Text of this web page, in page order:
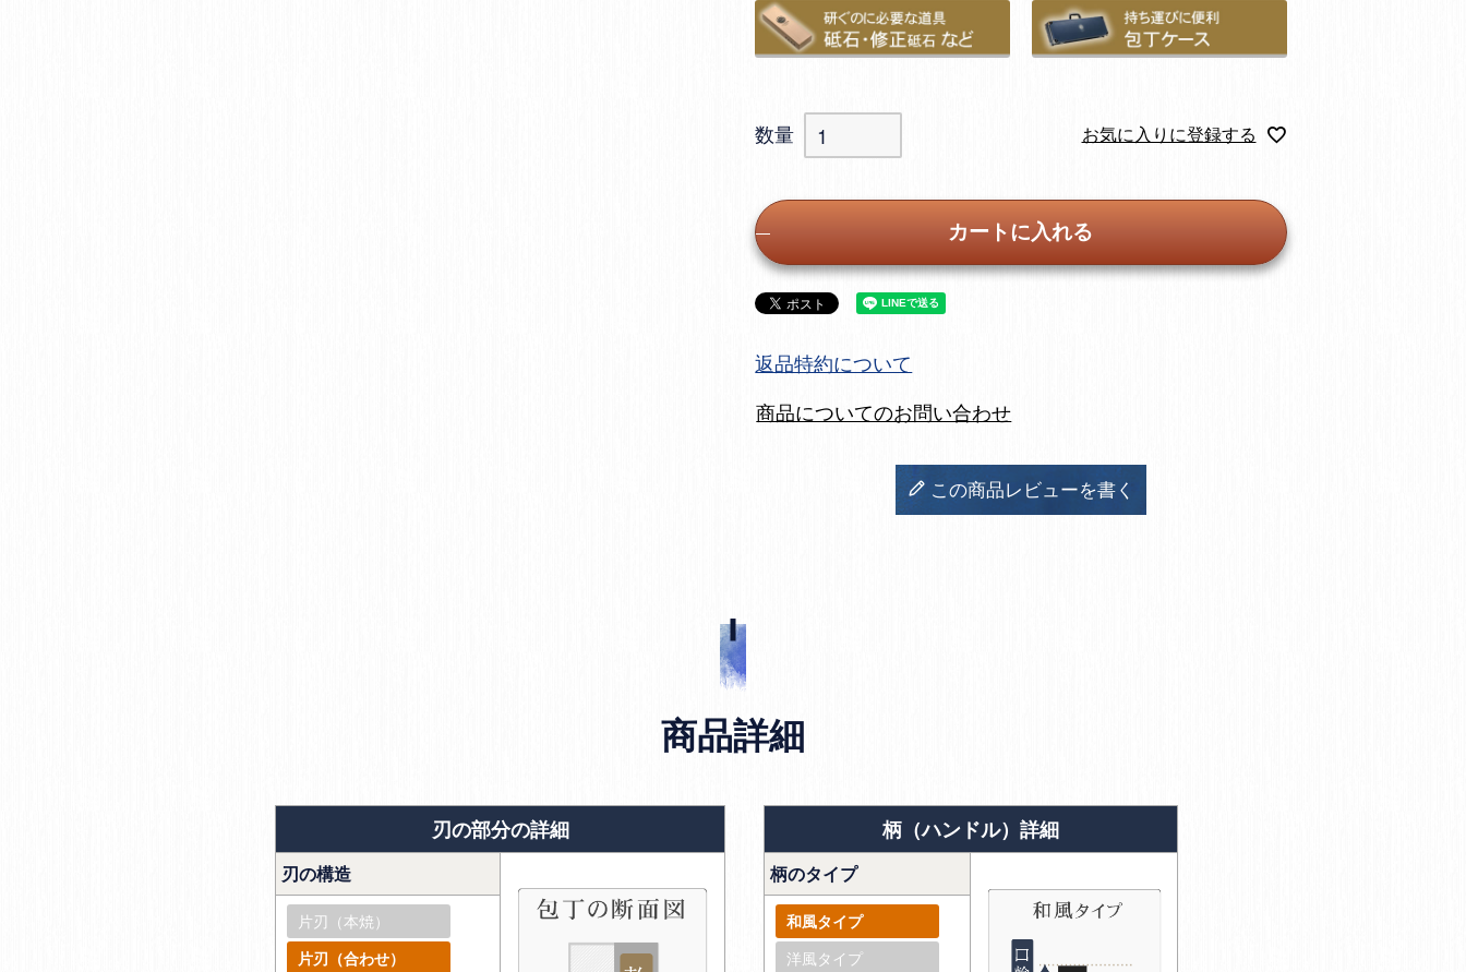
お気に入りに登録する
カートに入れる
返品特約について
商品についてのお問い合わせ
この商品レビューを書く
商品詳細
刃の部分の詳細
刃の構造
片刃（本焼）
片刃（合わせ）
柄（ハンドル）詳細
柄のタイプ
和風タイプ
洋風タイプ